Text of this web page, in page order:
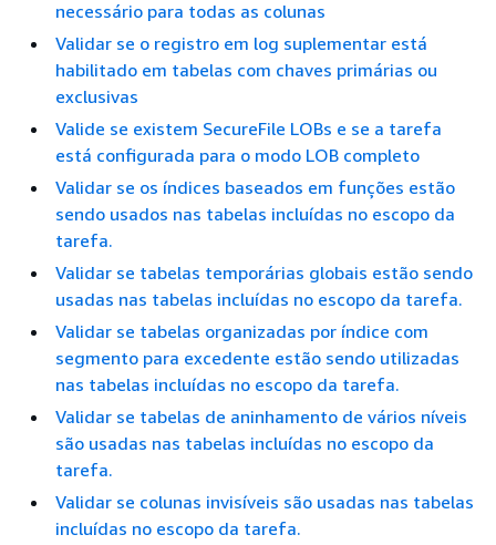
necessário para todas as colunas
Validar se o registro em log suplementar está
habilitado em tabelas com chaves primárias ou
exclusivas
Valide se existem SecureFile LOBs e se a tarefa
está configurada para o modo LOB completo
Validar se os índices baseados em funções estão
sendo usados nas tabelas incluídas no escopo da
tarefa.
Validar se tabelas temporárias globais estão sendo
usadas nas tabelas incluídas no escopo da tarefa.
Validar se tabelas organizadas por índice com
segmento para excedente estão sendo utilizadas
nas tabelas incluídas no escopo da tarefa.
Validar se tabelas de aninhamento de vários níveis
são usadas nas tabelas incluídas no escopo da
tarefa.
Validar se colunas invisíveis são usadas nas tabelas
incluídas no escopo da tarefa.